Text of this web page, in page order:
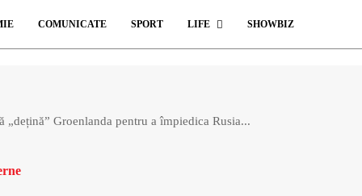
COMUNICATE SPORT LIFE SHOWBIZ
„dețină” Groenlanda pentru a împiedica Rusia...